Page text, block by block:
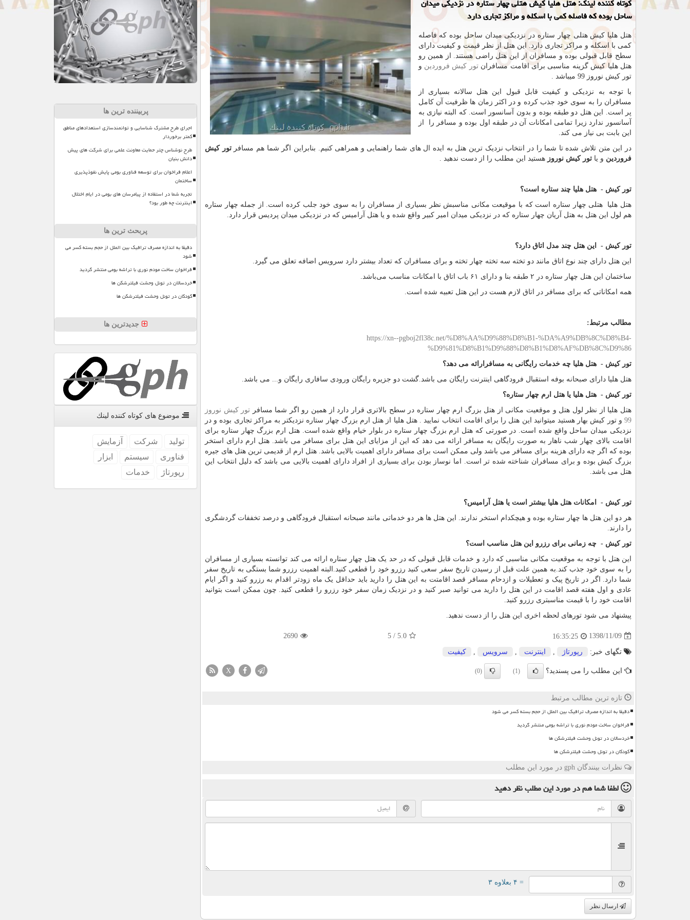
كوتاه كننده لینك: هتل هلیا كیش هتلی چهار ستاره در نزدیكی میدان
ساحل بوده كه فاصله كمی با اسكله و مراكز تجاری دارد
هتل هلیا کیش هتلی چهار ستاره در نزدیکی میدان ساحل بوده که فاصله
کمی با اسکله و مراکز تجاری دارد. این هتل از نظر قیمت و کیفیت دارای
سطح قابل قبولی بوده و مسافران از این هتل راضی هستند. از همین رو
هتل هلیا کیش گزینه مناسبی برای اقامت مسافرانتور کیش فروردین و
تور کیش نوروز 99 میباشد .
با توجه به نزدیکی و کیفیت قابل قبول این هتل سالانه بسیاری از
مسافران را به سوی خود جذب کرده و در اکثر زمان ها ظرفیت آن کامل
پر است. این هتل دو طبقه بوده و بدون آسانسور است. که البته نیازی به
آسانسور ندارد زیرا تمامی امکانات آن در طبقه اول بوده و مسافر را از
این بابت بی نیاز می کند.
در این متن تلاش شده تا شما را در انتخاب نزدیک ترین هتل به ایده ال های شما راهنمایی و همراهی کنیم. بنابراین اگر شما هم مسافرتور کیش
فروردین و یا تور کیش نوروز هستید این مطلب را از دست ندهید .
تور کیش - هتل هلیا چند ستاره است؟
هتل هلیا هتلی چهار ستاره است که با موقیعت مکانی مناسبش نظر بسیاری از مسافران را به سوی خود جلب کرده است. از جمله چهار ستاره
هم لول این هتل به هتل آریان چهار ستاره که در نزدیکی میدان امیر کبیر واقع شده و یا هتل آرامیس که در نزدیکی میدان پردیس قرار دارد.
تور کیش - این هتل چند مدل اتاق دارد؟
این هتل دارای چند نوع اتاق مانند دو تخته سه تخته چهار تخته و برای مسافران که تعداد بیشتر دارد سرویس اضافه تعلق می گیرد.
ساختمان این هتل چهار ستاره در ۲ طبقه بنا و دارای ۶۱ باب اتاق با امکانات مناسب می‌باشد.
همه امکاناتی که برای مسافر در اتاق لازم هست در این هتل تعبیه شده است.
مطالب مرتبط:
https://xn--pgboj2fl38c.net/%D8%AA%D9%88%D8%B1-%DA%A9%DB%8C%D8%B4-
%D9%81%D8%B1%D9%88%D8%B1%D8%AF%DB%8C%D9%86
تور کیش - هتل هلیا چه خدمات رایگانی به مسافرارائه می دهد؟
هتل هلیا دارای صبحانه بوفه استقبال فرودگاهی اینترنت رایگان می باشد.گشت دو جزیره رایگان ورودی سافاری رایگان و... می باشد.
تور کیش - هتل هلیا یا هتل ارم چهار ستاره؟
هتل هلیا از نظر لول هتل و موقعیت مکانی از هتل بزرگ ارم چهار ستاره در سطح بالاتری قرار دارد از همین رو اگر شما مسافر تور کیش نوروز
99 و تور کیش بهار هستید میتوانید این هتل را برای اقامت انتخاب نمایید . هتل هلیا از هتل ارم بزرگ چهار ستاره نزدیکتر به مراکز تجاری بوده و در
نزدیکی میدان ساحل واقع شده است. در صورتی که هتل ارم بزرگ چهار ستاره در بلوار خیام واقع شده است. هتل ارم بزرگ چهار ستاره برای
اقامت بالای چهار شب ناهار به صورت رایگان به مسافر ارائه می دهد که این از مزایای این هتل برای مسافر می باشد. هتل ارم دارای استخر
بوده که اگر چه دارای هزینه برای مسافر می باشد ولی ممکن است برای مسافر دارای اهمیت بالایی باشد. هتل ارم از قدیمی ترین هتل های جیره
بزرگ کیش بوده و برای مسافران شناخته شده تر است. اما نوساز بودن برای بسیاری از افراد دارای اهمیت بالایی می باشد که دلیل انتخاب این
هتل می باشد.
تور کیش - امکانات هتل هلیا بیشتر است یا هتل آرامیس؟
هر دو این هتل ها چهار ستاره بوده و هیچکدام استخر ندارند. این هتل ها هر دو خدماتی مانند صبحانه استقبال فرودگاهی و درصد تخففات گردشگری
را دارند.
تور کیش - چه زمانی برای رزرو این هتل مناسب است؟
این هتل با توجه به موقعیت مکانی مناسبی که دارد و خدمات قابل قبولی که در حد یک هتل چهار ستاره ارائه می کند توانسته بسیاری از مسافران
را به سوی خود جذب کند.به همین علت قبل از رسیدن تاریخ سفر سعی کنید رزرو خود را قطعی کنید.البته اهمیت رزرو شما بستگی به تاریخ سفر
شما دارد. اگر در تاریخ پیک و تعطیلات و ازدحام مسافر قصد اقامتت به این هتل را دارید باید حداقل یک ماه زودتر اقدام به رزرو کنید و اگر ایام
عادی و اول هفته قصد اقامت در این هتل را دارید می توانید صبر کنید و در نزدیک زمان سفر خود رزرو را قطعی کنید. چون ممکن است بتوانید
اقامت خود را با قیمت مناسبتری رزرو کنید.
پیشنهاد می شود تورهای لحظه اخری این هتل را از دست ندهید.
1398/11/09
16:35:25
5.0
/
5
2690
تگهای خبر: رپورتاژ اینترنت سرویس كیفیت
این مطلب را می پسندید؟ (1)
(0)
X
تازه ترین مطالب مرتبط
دقیقا به اندازه مصرف ترافیک بین الملل از حجم بسته کسر می شود
فراخوان ساخت مودم نوری با تراشه بومی منتشر گردید
خردسالان در تونل وحشت فیلترشکن ها
کودکان در تونل وحشت فیلترشکن ها
نظرات بینندگان gph در مورد این مطلب
لطفا شما همدر مورد این مطلبنظر دهید
= ۴ بعلاوه ۳
ارسال نظر
پربیننده ترین ها
اجرای طرح مشترک شناسایی و توانمندسازی استعدادهای مناطق
کمتر برخوردار
طرح نوشناس چتر حمایت معاونت علمی برای شرکت های پیش
دانش بنیان
اعلام فراخوان برای توسعه فناوری بومی پایش نفوذپذیری
ساختمان
تجربه شما در استفاده از پیامرسان های بومی در ایام اختلال
اینترنت چه طور بود؟
پربحث ترین ها
دقیقا به اندازه مصرف ترافیک بین الملل از حجم بسته کسر می
شود
فراخوان ساخت مودم نوری با تراشه بومی منتشر گردید
خردسالان در تونل وحشت فیلترشکن ها
کودکان در تونل وحشت فیلترشکن ها
جدیدترین ها
موضوع های كوتاه كننده لینك
تولید شركت
آزمایش
فناوری
سیستم
ابزار
رپورتاژ
خدمات